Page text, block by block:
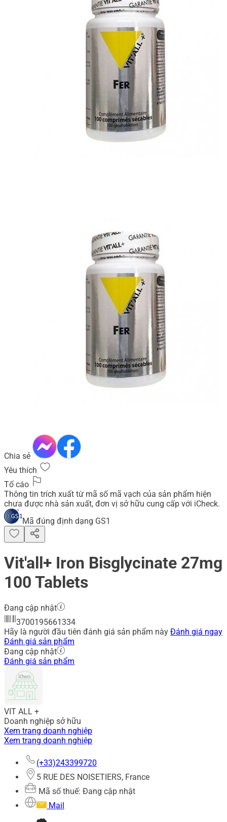
Chia sẻ
Yêu thích
Tố cáo
Thông tin trích xuất từ mã số mã vạch của sản phẩm hiện
chưa được nhà sản xuất, đơn vị sở hữu cung cấp với iCheck.
Mã đúng định dạng GS1
Vit'all+ Iron Bisglycinate 27mg
100 Tablets
Đang cập nhật
3700195661334
Hãy là người đầu tiên đánh giá sản phẩm này Đánh giá ngay
Đánh giá sản phẩm
Đang cập nhật
Đánh giá sản phẩm
VIT ALL +
Doanh nghiệp sở hữu
Xem trang doanh nghiệp
Xem trang doanh nghiệp
(+33)243399720
5 RUE DES NOISETIERS, France
Mã số thuế: Đang cập nhật
Mail